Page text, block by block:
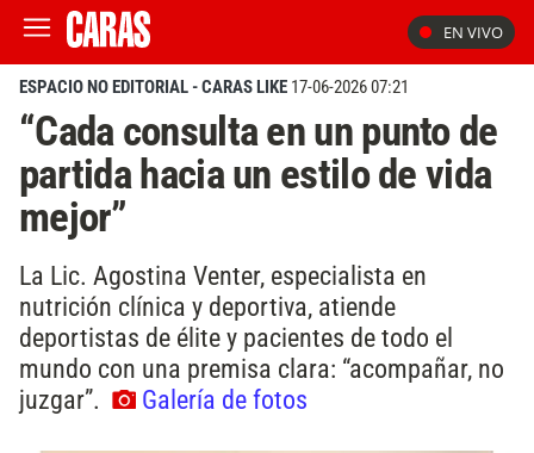
EN VIVO
ESPACIO NO EDITORIAL - CARAS LIKE 17-06-2026 07:21
“Cada consulta en un punto de
partida hacia un estilo de vida
mejor”
La Lic. Agostina Venter, especialista en
nutrición clínica y deportiva, atiende
deportistas de élite y pacientes de todo el
mundo con una premisa clara: “acompañar, no
juzgar”.
Galería de fotos